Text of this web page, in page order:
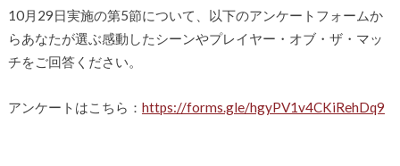
10月29日実施の第5節について、以下のアンケートフォームか
らあなたが選ぶ感動したシーンやプレイヤー・オブ・ザ・マッ
チをご回答ください。
アンケートはこちら： https://forms.gle/hgyPV1v4CKiRehDq9